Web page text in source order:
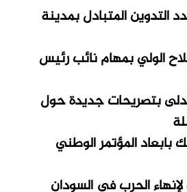
المتبادل بمدينة
الولي بمهام نائب رئيس
تدلى بتصريحات جديدة حول
بابعاد المؤتمر الوطني
لإنهاء الحرب في السودان